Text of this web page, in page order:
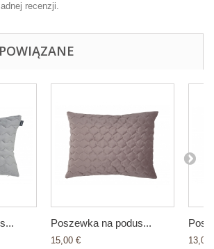
recenzji.
Poszewka na podus...
15,00 €
13,00